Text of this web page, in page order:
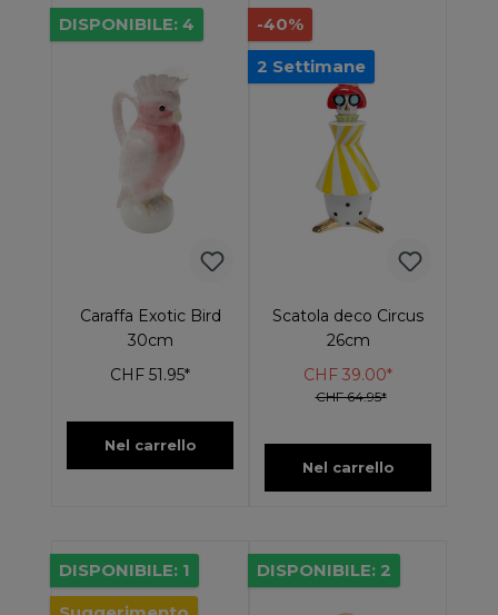
DISPONIBILE: 4
Caraffa Exotic Bird
30cm
CHF 51.95*
Nel carrello
-40%
2 Settimane
Scatola deco Circus
26cm
CHF 39.00*
CHF 64.95*
Nel carrello
DISPONIBILE: 1
DISPONIBILE: 2